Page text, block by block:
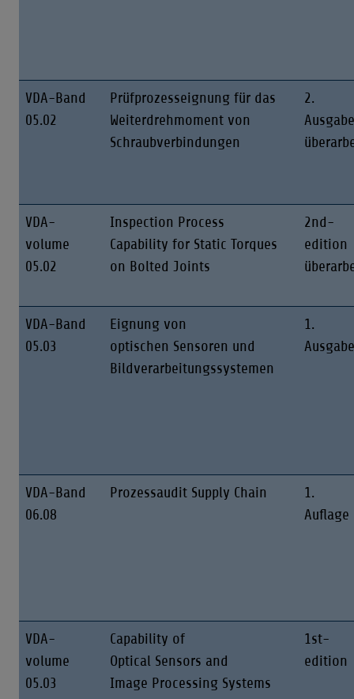
VDA-Band
05.02
Prüfprozesseignung für das
Weiterdrehmoment von
Schraubverbindungen
2.
Ausgabe
VDA-
volume
05.02
Inspection Process
Capability for Static Torques
on Bolted Joints
2nd-
edition
VDA-Band
05.03
Eignung von
optischen Sensoren und
Bildverarbeitungssystemen
1.
Ausgabe
VDA-Band
06.08
Prozessaudit Supply Chain
1.
Auflage
VDA-
volume
05.03
Capability of
Optical Sensors and
Image Processing Systems
1st-
edition